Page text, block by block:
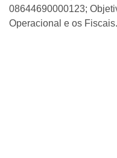
08644690000123;
Operacional e os Fiscais.